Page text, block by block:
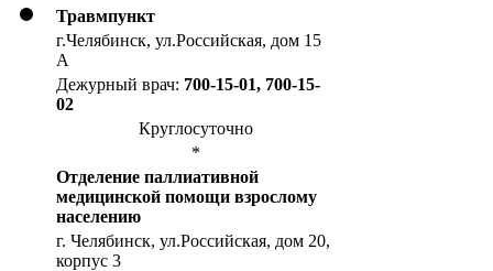
Травмпункт
г.Челябинск, ул.Российская, дом 15
А
Дежурный врач: 700-15-01, 700-15-
02
Круглосуточно
*
Отделение паллиативной
медицинской помощи взрослому
населению
г. Челябинск, ул.Российская, дом 20,
корпус 3